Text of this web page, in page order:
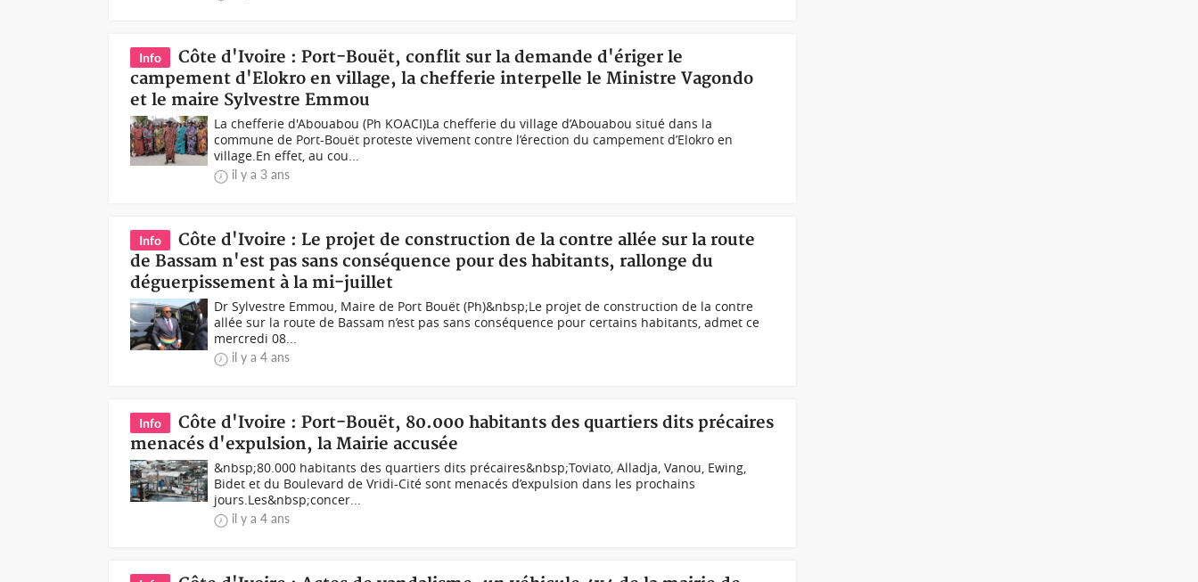
Info
Côte d'Ivoire : Port-Bouët, conflit sur la demande d'ériger le
campement d'Elokro en village, la chefferie interpelle le Ministre Vagondo
et le maire Sylvestre Emmou
La chefferie d'Abouabou (Ph KOACI)La chefferie du village d’Abouabou situé dans la
commune de Port-Bouët proteste vivement contre l’érection du campement d’Elokro en
village.En effet, au cou...
il y a 3 ans
Info
Côte d'Ivoire : Le projet de construction de la contre allée sur la route
de Bassam n'est pas sans conséquence pour des habitants, rallonge du
déguerpissement à la mi-juillet
Dr Sylvestre Emmou, Maire de Port Bouët (Ph)&nbsp;Le projet de construction de la contre
allée sur la route de Bassam n’est pas sans conséquence pour certains habitants, admet ce
mercredi 08...
il y a 4 ans
Info
Côte d'Ivoire : Port-Bouët, 80.000 habitants des quartiers dits précaires
menacés d'expulsion, la Mairie accusée
&nbsp;80.000 habitants des quartiers dits précaires&nbsp;Toviato, Alladja, Vanou, Ewing,
Bidet et du Boulevard de Vridi-Cité sont menacés d’expulsion dans les prochains
jours.Les&nbsp;concer...
il y a 4 ans